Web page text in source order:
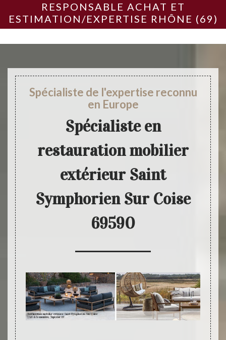
RESPONSABLE ACHAT ET
ESTIMATION/EXPERTISE RHÔNE (69)
Spécialiste de l'expertise reconnu
en Europe
Spécialiste en
restauration mobilier
extérieur Saint
Symphorien Sur Coise
69590